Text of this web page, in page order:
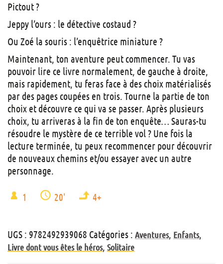
Pictout ?
Jeppy l’ours : le détective costaud ?
Ou Zoé la souris : l’enquêtrice miniature ?
Maintenant, ton aventure peut commencer. Tu vas
pouvoir lire ce livre normalement, de gauche à droite,
mais rapidement, tu feras face à des choix matérialisés
par des pages coupées en trois. Tourne la partie de ton
choix et découvre ce qui va se passer. Après plusieurs
choix, tu arriveras à la fin de ton enquête… Sauras-tu
résoudre le mystère de ce terrible vol ? Une fois la
lecture terminée, tu peux recommencer pour découvrir
de nouveaux chemins et/ou essayer avec un autre
personnage.
1 20' 4+
UGS : 9782492939068 Catégories : Aventures, Enfants,
Livre dont vous êtes le héros, Solitaire